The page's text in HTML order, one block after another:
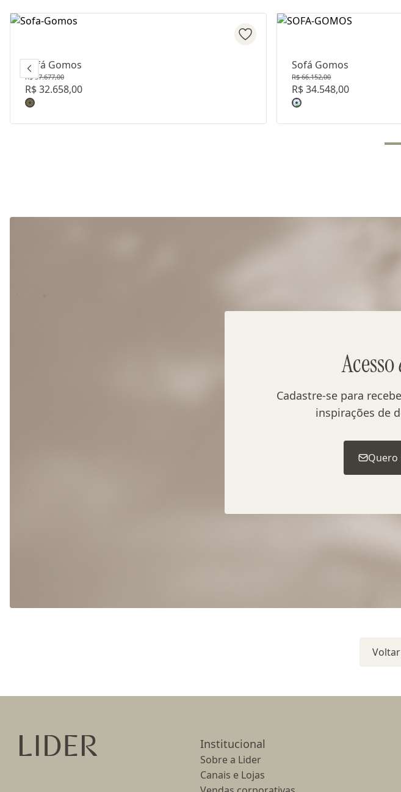
Sofá Gomos
R$ 57.677,00
R$ 32.658,00
Revestimento: TECIDO D22221
Sofá Gomos
R$ 66.152,00
R$ 34.548,00
Revestimento: TECIDO
Acesso
Cadastre-se para
inspirações de
Quero
Ir para a página inicial Institucional
Sobre a Lider
Canais e Lojas